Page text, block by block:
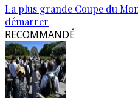
La plus grande Coupe du
démarrer
RECOMMANDÉ